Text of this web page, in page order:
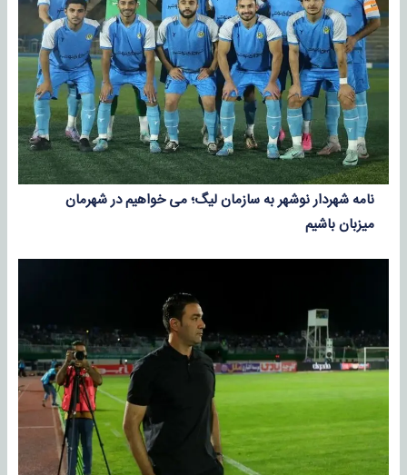
نامه شهردار نوشهر به سازمان لیگ؛ می خواهیم در شهرمان
میزبان باشیم